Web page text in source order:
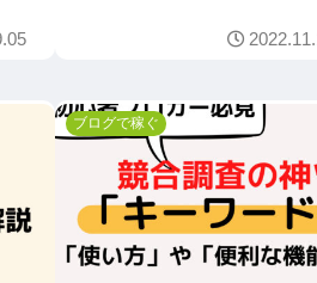
ブログで稼ぐ